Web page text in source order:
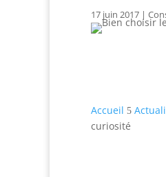
17 juin 2017 |
Accueil 5
curiosité